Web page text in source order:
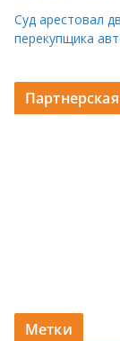
Суд арестовал
перекупщика
Метки